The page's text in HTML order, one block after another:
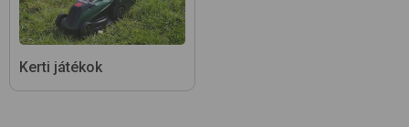
Kerti játékok